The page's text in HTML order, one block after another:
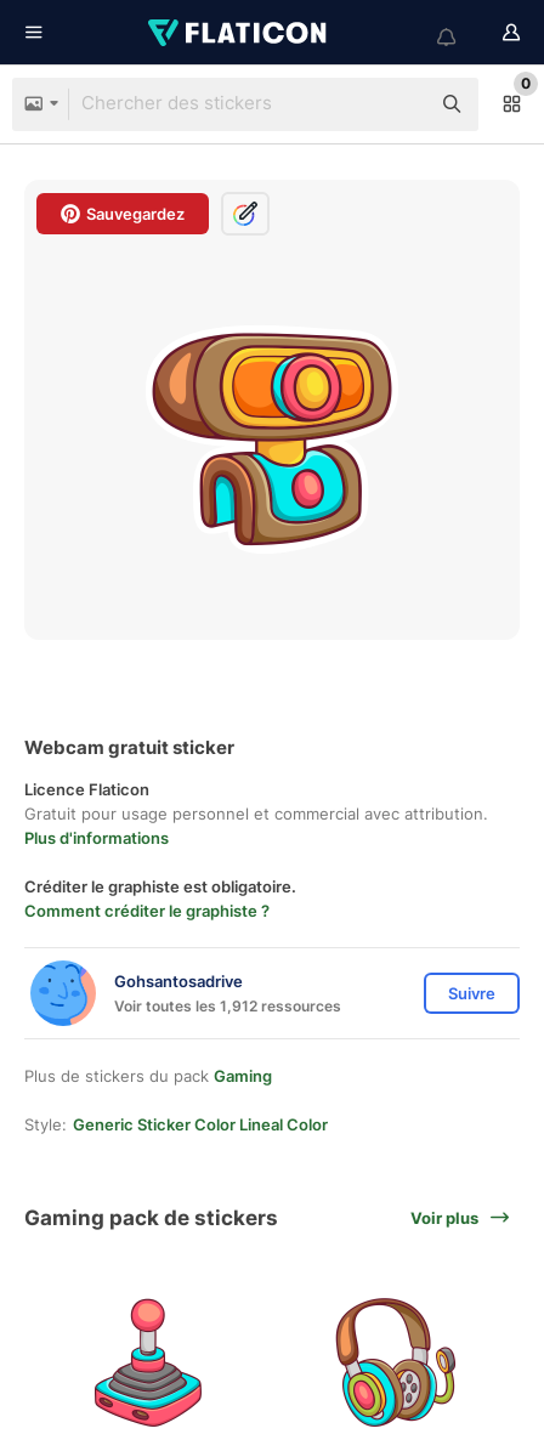
0
Sauvegardez
Webcam gratuit sticker
Licence Flaticon
Gratuit pour usage personnel et commercial avec attribution.
Plus d'informations
Créditer le graphiste est obligatoire.
Comment créditer le graphiste ?
Gohsantosadrive
Voir toutes les 1,912 ressources
Suivre
Plus de stickers du pack Gaming
Style: Generic Sticker Color Lineal Color
Gaming pack de stickers Voir plus